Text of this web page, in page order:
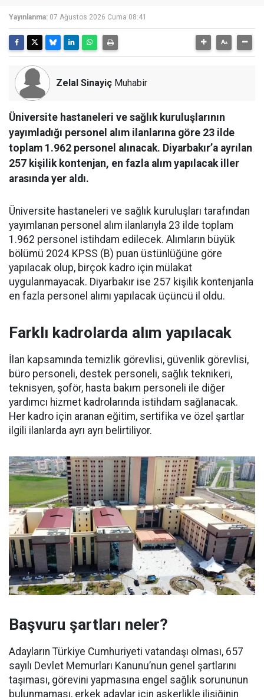
Yayınlanma: 07 Ağustos 2026 Cuma 08:41
Zelal Sinayiç Muhabir
Üniversite hastaneleri ve sağlık kuruluşlarının
yayımladığı personel alım ilanlarına göre 23 ilde
toplam 1.962 personel alınacak. Diyarbakır’a ayrılan
257 kişilik kontenjan, en fazla alım yapılacak iller
arasında yer aldı.
Üniversite hastaneleri ve sağlık kuruluşları tarafından
yayımlanan personel alım ilanlarıyla 23 ilde toplam
1.962 personel istihdam edilecek. Alımların büyük
bölümü 2024 KPSS (B) puan üstünlüğüne göre
yapılacak olup, birçok kadro için mülakat
uygulanmayacak. Diyarbakır ise 257 kişilik kontenjanla
en fazla personel alımı yapılacak üçüncü il oldu.
Farklı kadrolarda alım yapılacak
İlan kapsamında temizlik görevlisi, güvenlik görevlisi,
büro personeli, destek personeli, sağlık teknikeri,
teknisyen, şoför, hasta bakım personeli ile diğer
yardımcı hizmet kadrolarında istihdam sağlanacak.
Her kadro için aranan eğitim, sertifika ve özel şartlar
ilgili ilanlarda ayrı ayrı belirtiliyor.
Başvuru şartları neler?
Adayların Türkiye Cumhuriyeti vatandaşı olması, 657
sayılı Devlet Memurları Kanunu’nun genel şartlarını
taşıması, görevini yapmasına engel sağlık sorununun
bulunmaması, erkek adaylar için askerlikle ilişiğinin